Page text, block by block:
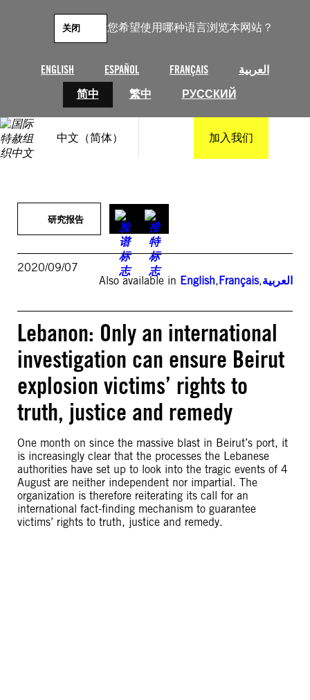
您希望使用哪种语言浏览本网站？
ENGLISH ESPAÑOL FRANÇAIS
العربية
简中
繁中 РУССКИЙ
关闭
中文（简体） 加入我们
研究报告
2020/09/07
Also available in English,Français,العربية
Lebanon: Only an international
investigation can ensure Beirut
explosion victims’ rights to
truth, justice and remedy
One month on since the massive blast in Beirut’s port, it
is increasingly clear that the processes the Lebanese
authorities have set up to look into the tragic events of 4
August are neither independent nor impartial. The
organization is therefore reiterating its call for an
international fact-finding mechanism to guarantee
victims’ rights to truth, justice and remedy.